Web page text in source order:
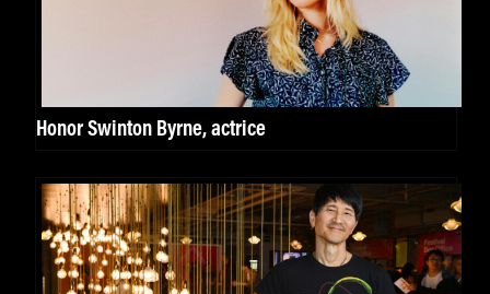
Honor Swinton Byrne, actrice